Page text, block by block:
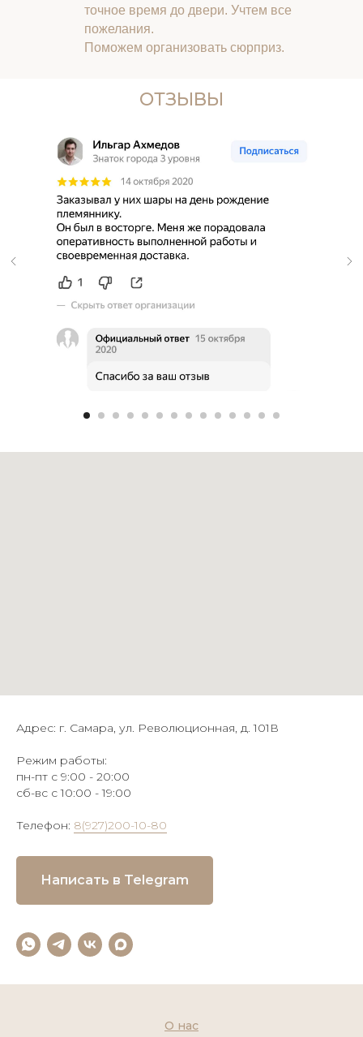
точное время до двери. Учтем все
пожелания.
Поможем организовать сюрприз.
ОТЗЫВЫ
Адрес: г. Самара, ул. Революционная, д. 101В
Режим работы:
пн-пт с 9:00 - 20:00
сб-вс с 10:00 - 19:00
Телефон: 8(927)200-10-80
Написать в Telegram
О нас